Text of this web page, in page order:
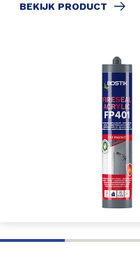
BEKIJK PRODUCT